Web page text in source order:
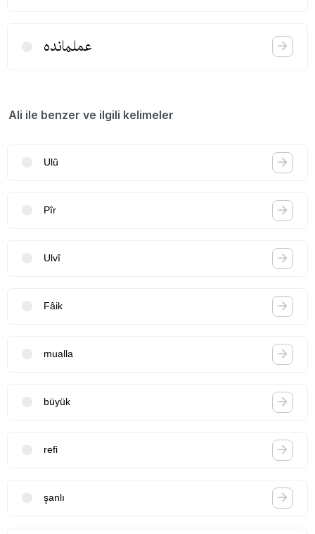
عملمانده
Ali ile benzer ve ilgili kelimeler
Ulû
Pîr
Ulvî
Fâik
mualla
büyük
refi
şanlı